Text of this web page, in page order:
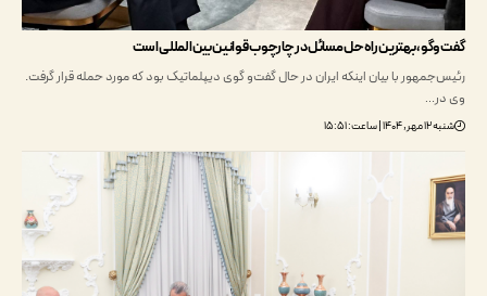
بهترین راه‌حل مسائل در چارچوب قوانین بین‌المللی است
با بیان اینکه ایران در حال گفت‌و گوی دیپلماتیک بود که مورد حمله قرار گرفت.